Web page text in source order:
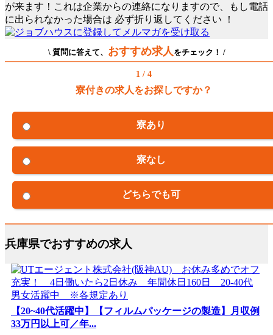
が来ます！これは企業からの連絡になりますので、もし電話
に出られなかった場合は 必ず折り返してください ！
\ 質問に答えて、 おすすめ求人をチェック！ /
1 / 4
寮付きの求人をお探しですか？
寮あり
寮なし
どちらでも可
兵庫県でおすすめの求人
【20~40代活躍中】【フィルムパッケージの製造】月収例
33万円以上可／年...